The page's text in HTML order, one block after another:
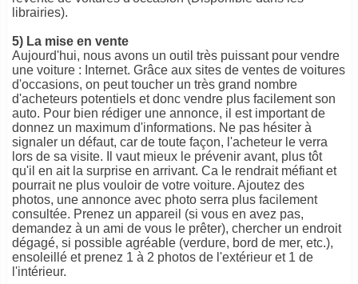
librairies).
5) La mise en vente
Aujourd'hui, nous avons un outil très puissant pour vendre
une voiture : Internet. Grâce aux sites de ventes de voitures
d'occasions, on peut toucher un très grand nombre
d'acheteurs potentiels et donc vendre plus facilement son
auto. Pour bien rédiger une annonce, il est important de
donnez un maximum d'informations. Ne pas hésiter à
signaler un défaut, car de toute façon, l'acheteur le verra
lors de sa visite. Il vaut mieux le prévenir avant, plus tôt
qu'il en ait la surprise en arrivant. Ca le rendrait méfiant et
pourrait ne plus vouloir de votre voiture. Ajoutez des
photos, une annonce avec photo serra plus facilement
consultée. Prenez un appareil (si vous en avez pas,
demandez à un ami de vous le prêter), chercher un endroit
dégagé, si possible agréable (verdure, bord de mer, etc.),
ensoleillé et prenez 1 à 2 photos de l'extérieur et 1 de
l'intérieur.